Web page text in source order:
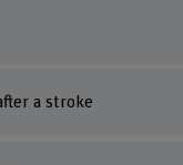
a stroke